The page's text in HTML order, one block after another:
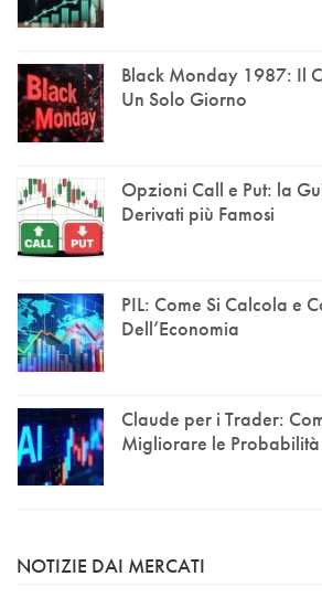
Black Monday 1987: Il
Un Solo Giorno
Opzioni Call e Put: la
Derivati più Famosi
PIL: Come Si Calcola e
Dell’Economia
Claude per i Trader:
Migliorare le
NOTIZIE DAI MERCATI